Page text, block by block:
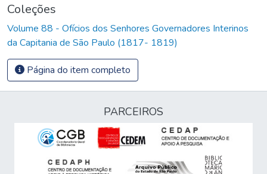
Coleções
Volume 88 - Ofícios dos Senhores Governadores Interinos
da Capitania de São Paulo (1817- 1819)
Página do item completo
PARCEIROS